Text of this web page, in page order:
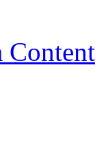
Content